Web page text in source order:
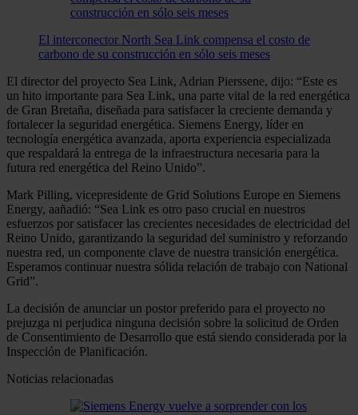
El interconector North Sea Link compensa el costo de
carbono de su construcción en sólo seis meses
El director del proyecto Sea Link, Adrian Pierssene, dijo: “Este es
un hito importante para Sea Link, una parte vital de la red energética
de Gran Bretaña, diseñada para satisfacer la creciente demanda y
fortalecer la seguridad energética. Siemens Energy, líder en
tecnología energética avanzada, aporta experiencia especializada
que respaldará la entrega de la infraestructura necesaria para la
futura red energética del Reino Unido”.
Mark Pilling, vicepresidente de Grid Solutions Europe en Siemens
Energy, aañadió: “Sea Link es otro paso crucial en nuestros
esfuerzos por satisfacer las crecientes necesidades de electricidad del
Reino Unido, garantizando la seguridad del suministro y reforzando
nuestra red, un componente clave de nuestra transición energética.
Esperamos continuar nuestra sólida relación de trabajo con National
Grid”.
La decisión de anunciar un postor preferido para el proyecto no
prejuzga ni perjudica ninguna decisión sobre la solicitud de Orden
de Consentimiento de Desarrollo que está siendo considerada por la
Inspección de Planificación.
Noticias relacionadas